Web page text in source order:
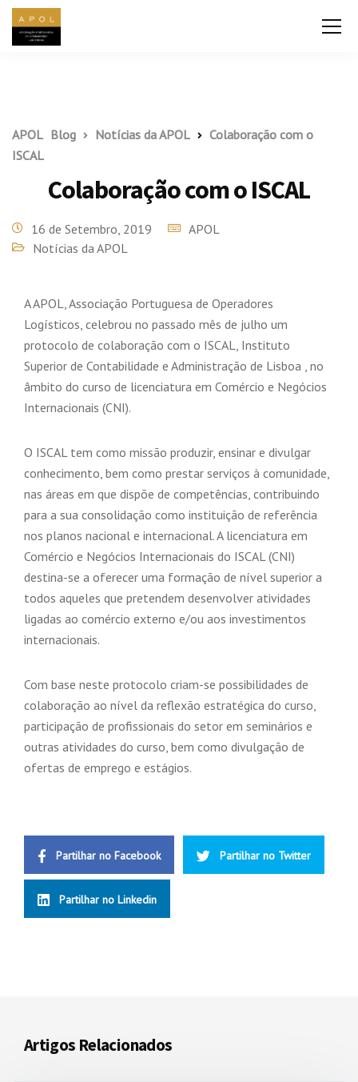
APOL Blog Notícias da APOL
Colaboração com o
ISCAL
Colaboração com o ISCAL
16 de Setembro, 2019
APOL
Notícias da APOL
A APOL, Associação Portuguesa de Operadores
Logísticos, celebrou no passado mês de julho um
protocolo de colaboração com o ISCAL, Instituto
Superior de Contabilidade e Administração de Lisboa , no
âmbito do curso de licenciatura em Comércio e Negócios
Internacionais (CNI).
O ISCAL tem como missão produzir, ensinar e divulgar
conhecimento, bem como prestar serviços à comunidade,
nas áreas em que dispõe de competências, contribuindo
para a sua consolidação como instituição de referência
nos planos nacional e internacional. A licenciatura em
Comércio e Negócios Internacionais do ISCAL (CNI)
destina-se a oferecer uma formação de nível superior a
todos aqueles que pretendem desenvolver atividades
ligadas ao comércio externo e/ou aos investimentos
internacionais.
Com base neste protocolo criam-se possibilidades de
colaboração ao nível da reflexão estratégica do curso,
participação de profissionais do setor em seminários e
outras atividades do curso, bem como divulgação de
ofertas de emprego e estágios.
Partilhar no Facebook Partilhar no Twitter
Partilhar no Linkedin
Artigos Relacionados